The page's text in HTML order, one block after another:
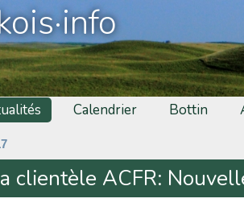
Calendrier Bottin
clientèle ACFR: